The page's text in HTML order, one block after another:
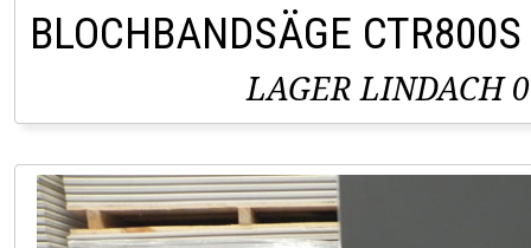
BLOCHBANDSÄGE
LAGER LINDACH